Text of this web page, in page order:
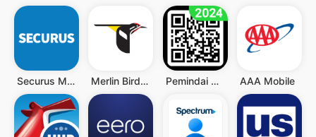
Securus Mobile Merlin Bird ID by Cornell Lab Pemindai QR - Barcode Scanner AAA Mobile